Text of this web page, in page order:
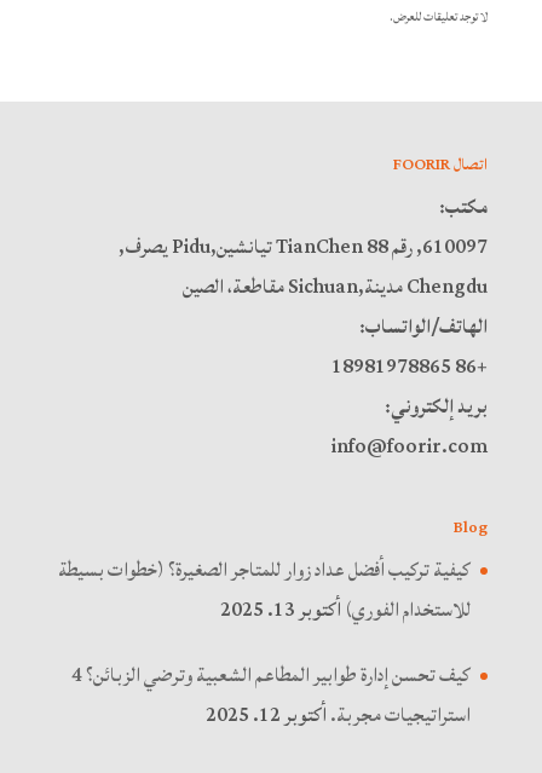
لا توجد تعليقات للعرض.
اتصال FOORIR
مكتب:
610097, رقم 88 TianChen تيانشين,Pidu يصرف,
Chengdu مدينة,Sichuan مقاطعة، الصين
الهاتف/الواتساب:
+86 18981978865
بريد إلكتروني:
info@foorir.com
Blog
كيفية تركيب أفضل عداد زوار للمتاجر الصغيرة؟ (خطوات بسيطة
للاستخدام الفوري)أكتوبر 13. 2025
كيف تحسن إدارة طوابير المطاعم الشعبية وترضي الزبائن؟ 4
استراتيجيات مجربة.أكتوبر 12. 2025